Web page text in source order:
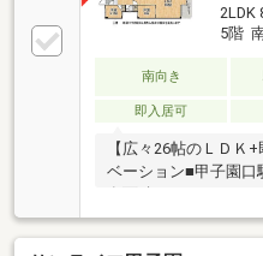
2LDK
5階
南向き
即入居可
【広々26帖のＬＤＫ
ベーション■甲子園口
有面積89.23m2のゆ
ムキッチンなど充実